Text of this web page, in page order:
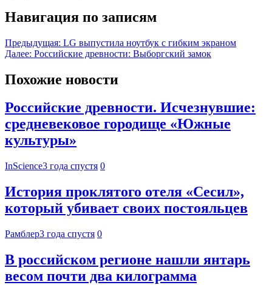
Навигация по записям
Предыдущая: LG выпустила ноутбук с гибким экраном
Далее: Российские древности: Выборгский замок
Похожие новости
Российские древности. Исчезнувшие:
средневековое городище «Южные
культуры»
InScience3 года спустя 0
История проклятого отеля «Сесил»,
который убивает своих постояльцев
Рамблер3 года спустя 0
В российском регионе нашли янтарь
весом почти два килограмма